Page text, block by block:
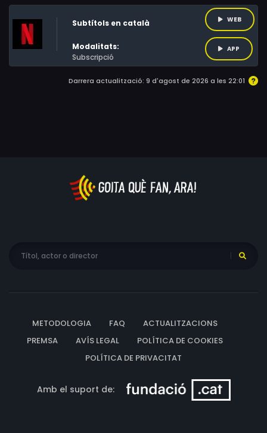
profunds, admira tot allò que tenim en comú.
Subtítols en català
Modalitats:
Subscripció
WEB
APP
Darrera actualització: 9 d'agost de 2026 a les 22:01
METODOLOGIA FAQ
ACTUALITZACIONS
PREMSA
AVÍS LEGAL
POLÍTICA DE COOKIES
POLÍTICA DE PRIVACITAT
Amb el suport de: